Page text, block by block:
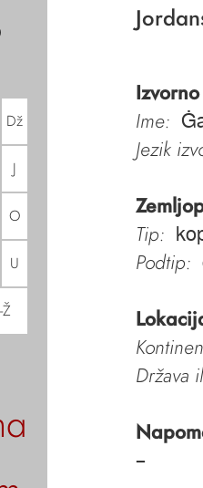
Dž
J
O
U
Ime:
Jezik
Tip:
Podtip:
Država
–